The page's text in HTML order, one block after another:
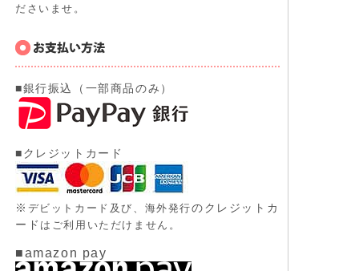
ださいませ。
■銀行振込（一部商品のみ）
■クレジットカード
※ デビットカード及び、 海外発行のクレジットカ
ード はご利用いただけません。
■amazon pay